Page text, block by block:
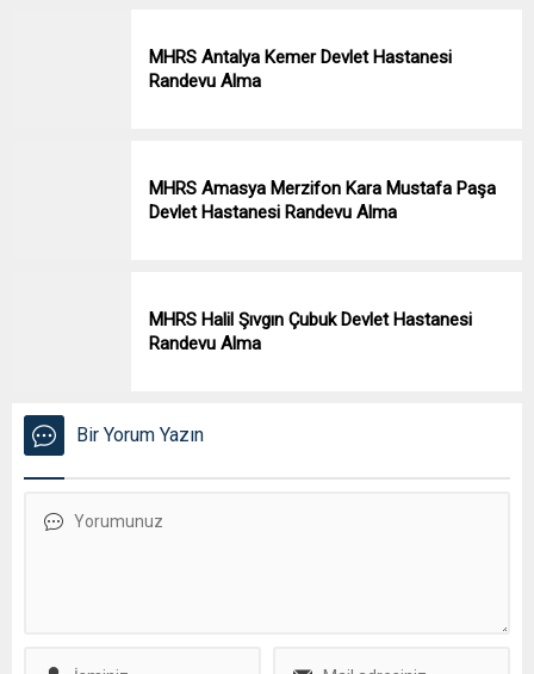
MHRS Antalya Kemer Devlet Hastanesi
Randevu Alma
MHRS Amasya Merzifon Kara Mustafa Paşa
Devlet Hastanesi Randevu Alma
MHRS Halil Şıvgın Çubuk Devlet Hastanesi
Randevu Alma
Bir Yorum Yazın